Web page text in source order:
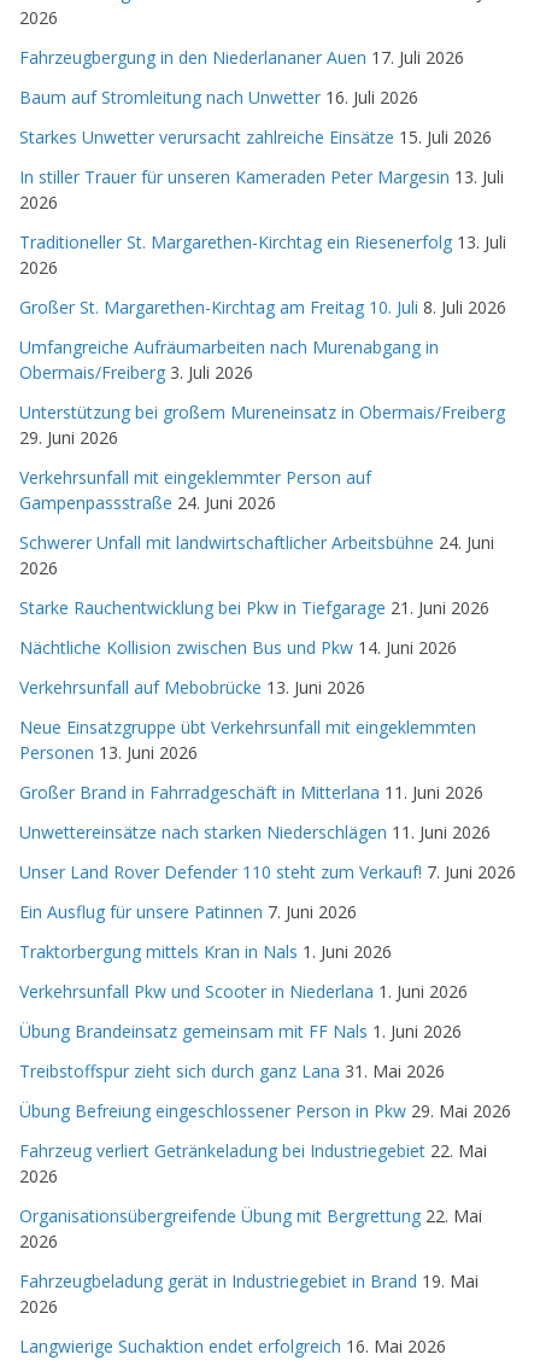
2026
Fahrzeugbergung in den Niederlananer Auen 17. Juli 2026
Baum auf Stromleitung nach Unwetter 16. Juli 2026
Starkes Unwetter verursacht zahlreiche Einsätze 15. Juli 2026
In stiller Trauer für unseren Kameraden Peter Margesin 13. Juli
2026
Traditioneller St. Margarethen-Kirchtag ein Riesenerfolg 13. Juli
2026
Großer St. Margarethen-Kirchtag am Freitag 10. Juli 8. Juli 2026
Umfangreiche Aufräumarbeiten nach Murenabgang in
Obermais/Freiberg 3. Juli 2026
Unterstützung bei großem Mureneinsatz in Obermais/Freiberg
29. Juni 2026
Verkehrsunfall mit eingeklemmter Person auf
Gampenpassstraße 24. Juni 2026
Schwerer Unfall mit landwirtschaftlicher Arbeitsbühne 24. Juni
2026
Starke Rauchentwicklung bei Pkw in Tiefgarage 21. Juni 2026
Nächtliche Kollision zwischen Bus und Pkw 14. Juni 2026
Verkehrsunfall auf Mebobrücke 13. Juni 2026
Neue Einsatzgruppe übt Verkehrsunfall mit eingeklemmten
Personen 13. Juni 2026
Großer Brand in Fahrradgeschäft in Mitterlana 11. Juni 2026
Unwettereinsätze nach starken Niederschlägen 11. Juni 2026
Unser Land Rover Defender 110 steht zum Verkauf! 7. Juni 2026
Ein Ausflug für unsere Patinnen 7. Juni 2026
Traktorbergung mittels Kran in Nals 1. Juni 2026
Verkehrsunfall Pkw und Scooter in Niederlana 1. Juni 2026
Übung Brandeinsatz gemeinsam mit FF Nals 1. Juni 2026
Treibstoffspur zieht sich durch ganz Lana 31. Mai 2026
Übung Befreiung eingeschlossener Person in Pkw 29. Mai 2026
Fahrzeug verliert Getränkeladung bei Industriegebiet 22. Mai
2026
Organisationsübergreifende Übung mit Bergrettung 22. Mai
2026
Fahrzeugbeladung gerät in Industriegebiet in Brand 19. Mai
2026
Langwierige Suchaktion endet erfolgreich 16. Mai 2026